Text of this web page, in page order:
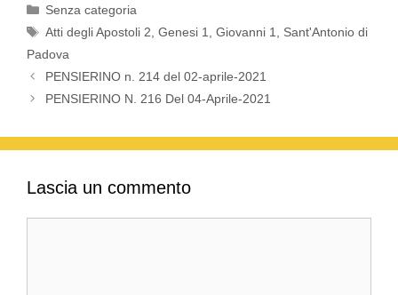
Categorie
Senza categoria
Tag
Atti degli Apostoli 2,Genesi 1,Giovanni 1, Sant'Antonio di
Padova
PENSIERINO n. 214 del 02-aprile-2021
PENSIERINO N. 216 Del 04-Aprile-2021
Lascia un commento